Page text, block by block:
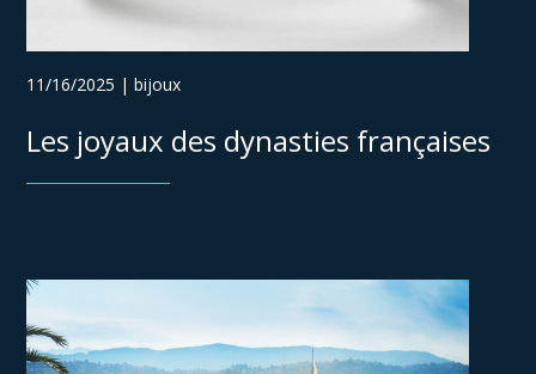
11/16/2025 | bijoux
Les joyaux des dynasties françaises